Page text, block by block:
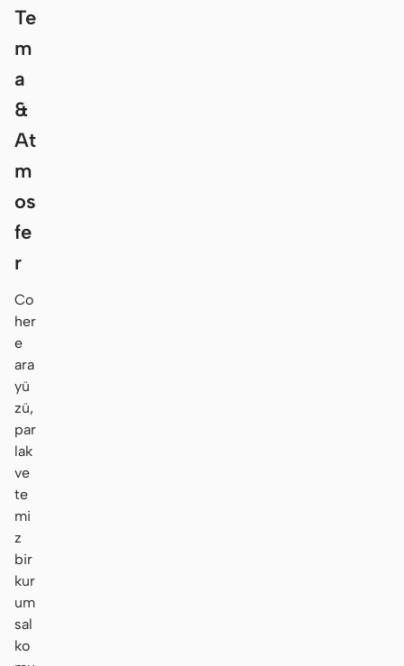
Te
m
a
&
At
m
os
fe
r
Co
her
e
ara
yü
zü,
par
lak
ve
te
mi
z
bir
kur
um
sal
ko